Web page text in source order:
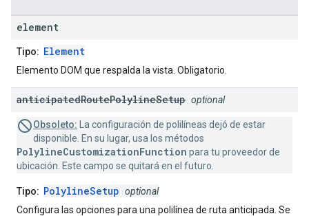
element
Tipo: Element
Elemento DOM que respalda la vista. Obligatorio.
anticipatedRoutePolylineSetup optional
Obsoleto: La configuración de polilíneas dejó de estar
disponible. En su lugar, usa los métodos
PolylineCustomizationFunction para tu proveedor de
ubicación. Este campo se quitará en el futuro.
Tipo: PolylineSetup optional
Configura las opciones para una polilínea de ruta anticipada. Se